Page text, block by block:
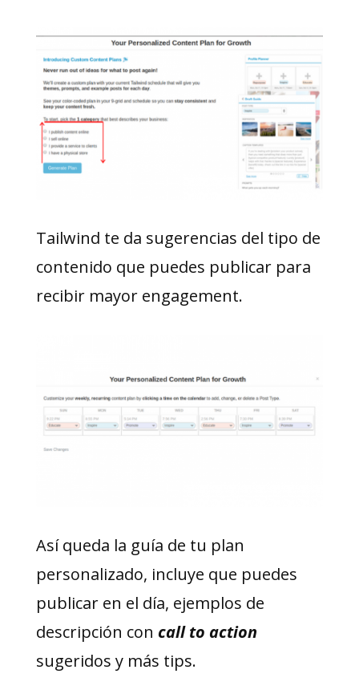
Tailwind te da sugerencias del tipo de
contenido que puedes publicar para
recibir mayor engagement.
Así queda la guía de tu plan
personalizado, incluye que puedes
publicar en el día, ejemplos de
descripción con call to action
sugeridos y más tips.